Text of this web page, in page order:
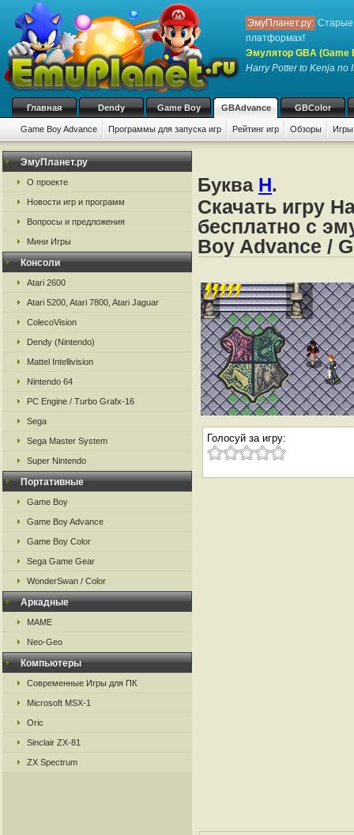
ЭмуПланет.ру: Старые
платформах!
Эмулятор GBA (Game
Harry Potter to Kenja no
Главная Dendy Game Boy GBAdvance GBColor
Game Boy Advance Программы для запуска игр Рейтинг игр Обзоры
ЭмуПланет.ру
О проекте
Новости игр и программ
Вопросы и предложения
Мини Игры
Консоли
Atari 2600
Atari 5200, Atari 7800, Atari Jaguar
ColecoVision
Dendy (Nintendo)
Mattel Intellivision
Nintendo 64
PC Engine / Turbo Grafx-16
Sega
Sega Master System
Super Nintendo
Портативные
Game Boy
Game Boy Advance
Game Boy Color
Sega Game Gear
WonderSwan / Color
Аркадные
MAME
Neo-Geo
Компьютеры
Современные Игры для ПК
Microsoft MSX-1
Oric
Sinclair ZX-81
ZX Spectrum
Буква H.
Скачать игру
бесплатно с
Boy Advance /
Голосуй за игру: